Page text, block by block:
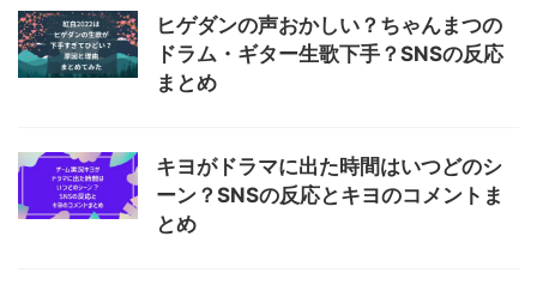
ヒゲダンの声おかしい？ちゃんまつの
ドラム・ギター生歌下手？SNSの反応
まとめ
キヨがドラマに出た時間はいつどのシ
ーン？SNSの反応とキヨのコメントま
とめ